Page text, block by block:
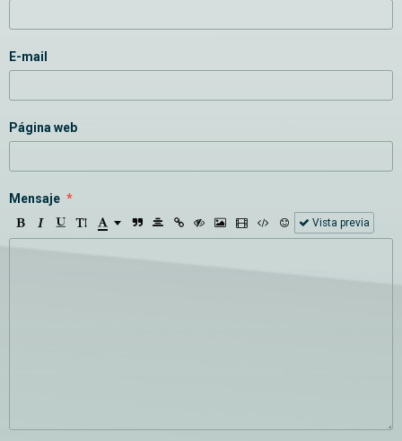
E-mail
Página web
Mensaje
Vista previa